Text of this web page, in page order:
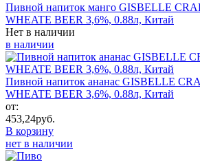
Пивной напиток манго GISBELLE
WHEATE BEER 3,6%, 0.88л, Китай
Нет в наличии
в наличии
Пивной напиток ананас GISBELLE
WHEATE BEER 3,6%, 0.88л, Китай
от:
453,24руб.
В корзину
нет в наличии